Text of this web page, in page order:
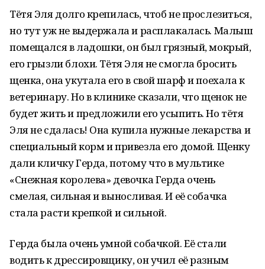
Тётя Эля долго крепилась, чтоб не прослезиться,
но тут уж не выдержала и расплакалась. Малыш
помещался в ладошки, он был грязный, мокрый,
его грызли блохи. Тётя Эля не смогла бросить
щенка, она укутала его в свой шарф и поехала к
ветеринару. Но в клинике сказали, что щенок не
будет жить и предложили его усыпить. Но тётя
Эля не сдалась! Она купила нужные лекарства и
специальный корм и привезла его домой. Щенку
дали кличку Герда, потому что в мультике
«Снежная королева» девочка Герда очень
смелая, сильная и выносливая. И её собачка
стала расти крепкой и сильной.
Герда была очень умной собачкой. Её стали
водить к дрессировщику, он учил её разным